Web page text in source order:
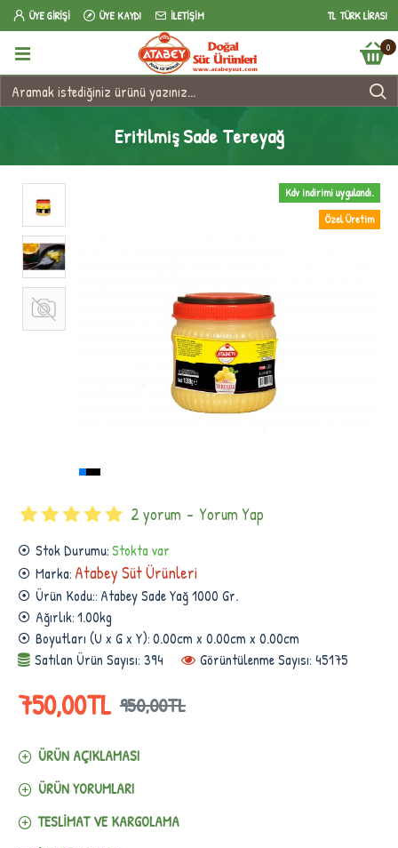
ÜYE GIRIŞI ÜYE KAYDI İLETIŞIM TL TÜRK LIRASI
0
Eritilmiş Sade Tereyağ
Özel Üretim
Kdv indirimi uygulandı.
Stok Durumu:Stokta var
Marka: Atabey Süt Ürünleri
Ürün Kodu:: Atabey Sade Yağ 1000 Gr.
Ağırlık:1.00kg
Boyutları (U x G x Y):0.00cm x 0.00cm x 0.00cm
Satılan Ürün Sayısı: 394
Görüntülenme Sayısı: 45175
2 yorum - Yorum Yap
950,00TL
750,00TL
ÜRÜN AÇIKLAMASI
ÜRÜN YORUMLARI
TESLIMAT VE KARGOLAMA